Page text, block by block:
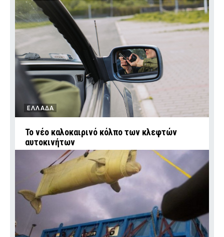
ΕΛΛΑΔΑ
Το νέο καλοκαιρινό κόλπο των κλεφτών
αυτοκινήτων